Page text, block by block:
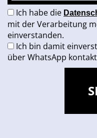
Ich habe die
mit der Verarbeitung
einverstanden.
Ich bin damit
über WhatsApp